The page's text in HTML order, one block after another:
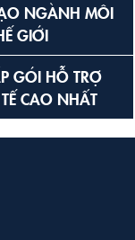
NGÀNH MÔI
GIỚI
GÓI HỖ TRỢ
CAO NHẤT